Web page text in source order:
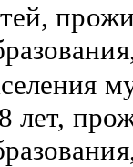
лет,